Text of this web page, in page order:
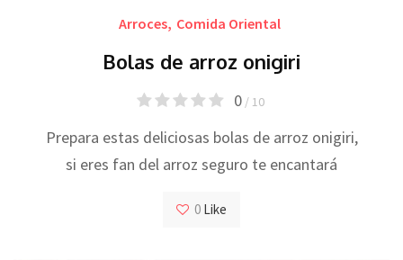
Arroces, Comida Oriental
Bolas de arroz onigiri
0/ 10
Prepara estas deliciosas bolas de arroz onigiri,
si eres fan del arroz seguro te encantará
0 Like